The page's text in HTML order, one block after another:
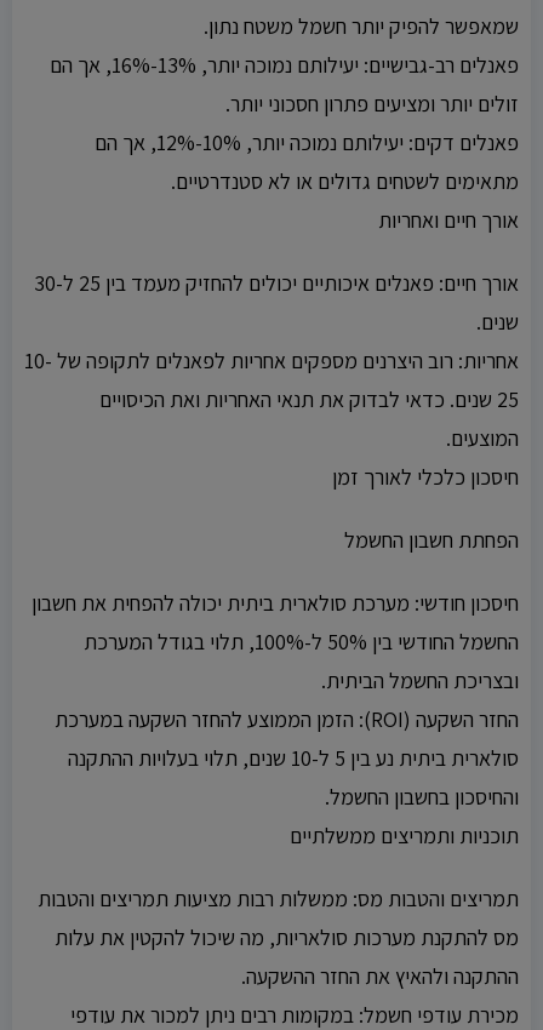
שמאפשר להפיק יותר חשמל משטח נתון.
פאנלים רב-גבישיים: יעילותם נמוכה יותר, 13%-16%, אך הם
זולים יותר ומציעים פתרון חסכוני יותר.
פאנלים דקים: יעילותם נמוכה יותר, 10%-12%, אך הם
מתאימים לשטחים גדולים או לא סטנדרטיים.
אורך חיים ואחריות
אורך חיים: פאנלים איכותיים יכולים להחזיק מעמד בין 25 ל-30
שנים.
אחריות: רוב היצרנים מספקים אחריות לפאנלים לתקופה של 10-
25 שנים. כדאי לבדוק את תנאי האחריות ואת הכיסויים
המוצעים.
חיסכון כלכלי לאורך זמן
הפחתת חשבון החשמל
חיסכון חודשי: מערכת סולארית ביתית יכולה להפחית את חשבון
החשמל החודשי בין 50% ל-100%, תלוי בגודל המערכת
ובצריכת החשמל הביתית.
החזר השקעה (ROI): הזמן הממוצע להחזר השקעה במערכת
סולארית ביתית נע בין 5 ל-10 שנים, תלוי בעלויות ההתקנה
והחיסכון בחשבון החשמל.
תוכניות ותמריצים ממשלתיים
תמריצים והטבות מס: ממשלות רבות מציעות תמריצים והטבות
מס להתקנת מערכות סולאריות, מה שיכול להקטין את עלות
ההתקנה ולהאיץ את החזר ההשקעה.
מכירת עודפי חשמל: במקומות רבים ניתן למכור את עודפי